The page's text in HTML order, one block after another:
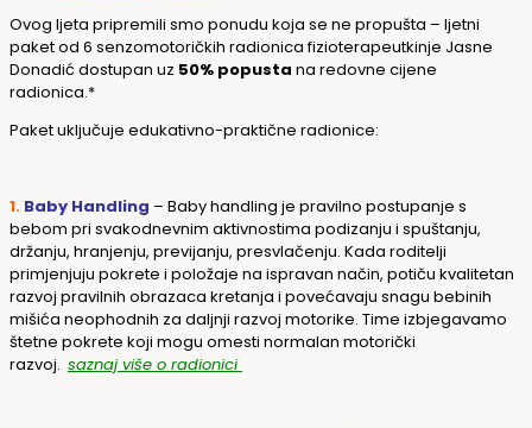
Ovog ljeta pripremili smo ponudu koja se ne propušta – ljetni
paket od 6 senzomotoričkih radionica fizioterapeutkinje Jasne
Donadić dostupan uz 50% popusta na redovne cijene
radionica.*
Paket uključuje edukativno-praktične radionice:
1. Baby Handling – Baby handling je pravilno postupanje s
bebom pri svakodnevnim aktivnostima podizanju i spuštanju,
držanju, hranjenju, previjanju, presvlačenju. Kada roditelji
primjenjuju pokrete i položaje na ispravan način, potiču kvalitetan
razvoj pravilnih obrazaca kretanja i povećavaju snagu bebinih
mišića neophodnih za daljnji razvoj motorike. Time izbjegavamo
štetne pokrete koji mogu omesti normalan motorički
razvoj. saznaj više o radionici